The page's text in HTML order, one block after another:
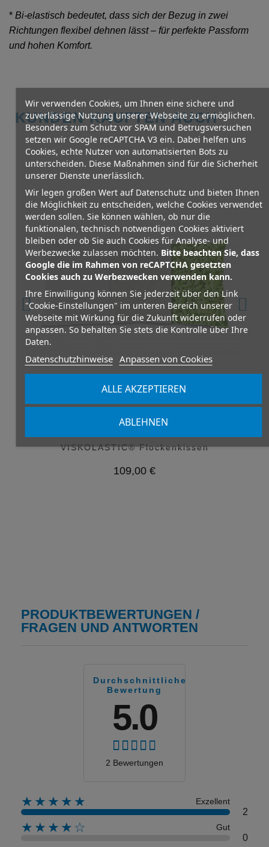
* Bi-elastisch bedeutet, dass sich der Bezug in zwei
Richtungen flexibel dehnen lässt – für perfekte Passform
und hohen Komfort.
KUNDEN KAUFTEN AUCH
KISSEN
VISKOLASTIC® Flockenkissen
109,00 €
Variante auswählen
PRODUKTBEWERTUNGEN /
FRAGEN UND ANTWORTEN
Durchschnittliche
Bewertung
5.0
2 Bewertungen
★★★★★ Exzellent
2
★★★★☆ Gut
0
Wir verwenden Cookies, um Ihnen eine sichere und
zuverlässige Nutzung unserer Webseite zu ermöglichen.
Besonders zum Schutz vor SPAM und Betrugsversuchen
setzen wir Google reCAPTCHA V3 ein. Dabei helfen uns
Cookies, echte Nutzer von automatisierten Bots zu
unterscheiden. Diese Maßnahmen sind für die Sicherheit
unserer Dienste unerlässlich.
Wir legen großen Wert auf Datenschutz und bieten Ihnen
die Möglichkeit zu entscheiden, welche Cookies verwendet
werden sollen. Sie können wählen, ob nur die
funktionalen, technisch notwendigen Cookies aktiviert
bleiben oder ob Sie auch Cookies für Analyse- und
Werbezwecke zulassen möchten. Bitte beachten Sie, dass
Google die im Rahmen von reCAPTCHA gesetzten
Cookies auch zu Werbezwecken verwenden kann.
Ihre Einwilligung können Sie jederzeit über den Link
"Cookie-Einstellungen" im unteren Bereich unserer
Webseite mit Wirkung für die Zukunft widerrufen oder
anpassen. So behalten Sie stets die Kontrolle über Ihre
Daten.
Datenschutzhinweise Anpassen von Cookies
ABLEHNEN
ALLE AKZEPTIEREN